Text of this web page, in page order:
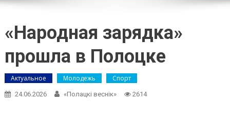
«Народная зарядка»
прошла в Полоцке
Актуальное Молодежь Спорт
24.06.2026 «Полацкі веснік» 2614